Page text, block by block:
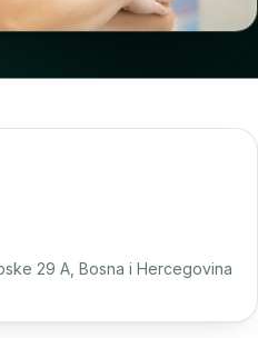
29 A, Bosna i Hercegovina